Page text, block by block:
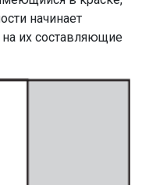
начинает
их составляющие